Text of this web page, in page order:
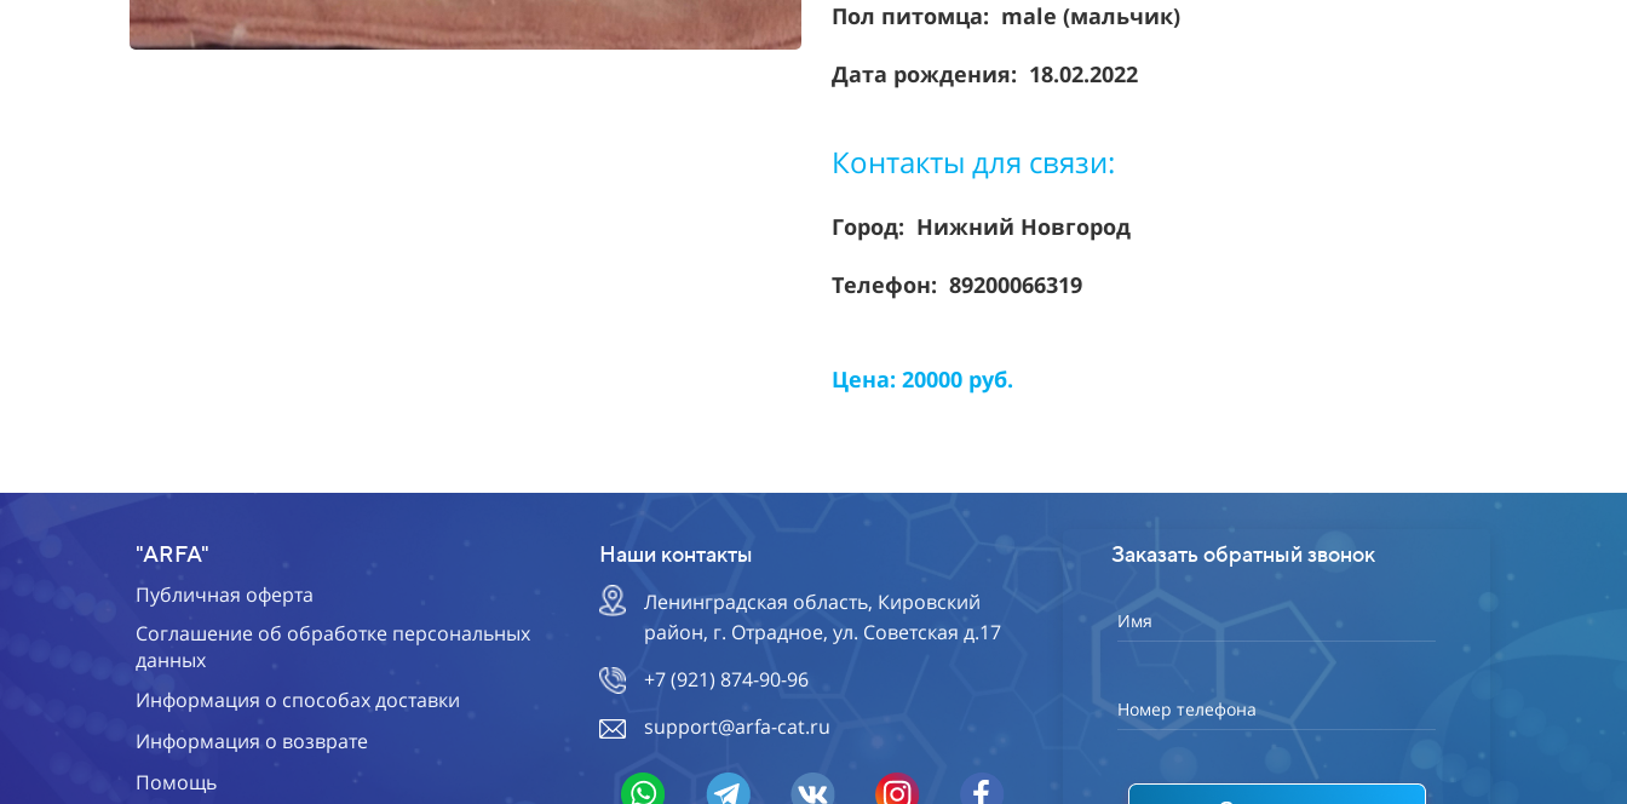
Пол питомца: male (мальчик)
Дата рождения: 18.02.2022
Контакты для связи:
Город: Нижний Новгород
Телефон: 89200066319
Цена: 20000 руб.
"ARFA"
Публичная оферта
Соглашение об обработке персональных
данных
Информация о способах доставки
Информация о возврате
Помощь
Наши контакты
Ленинградская область, Кировский
район, г. Отрадное, ул. Советская д.17
+7 (921) 874-90-96
support@arfa-cat.ru
Заказать обратный звонок
Имя
Номер телефона